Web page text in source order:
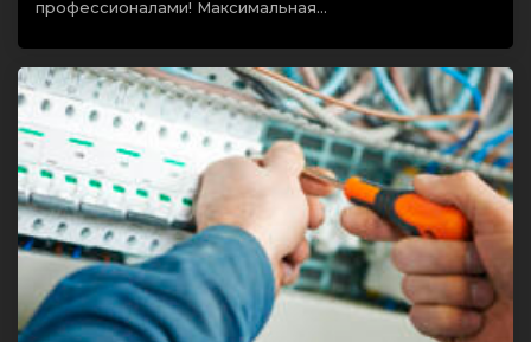
профессионалами! Максимальная…